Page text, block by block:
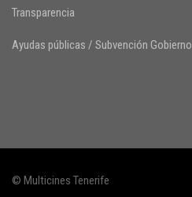
Transparencia
Ayudas públicas / Subvención Gobierno
© Multicines Tenerife